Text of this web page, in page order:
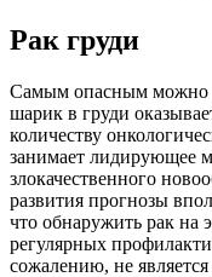
Рак груди
Самым опасным можно
шарик в груди
количеству
занимает лидирующее
злокачественного
развития прогнозы
что обнаружить рак на
регулярных
сожалению, не